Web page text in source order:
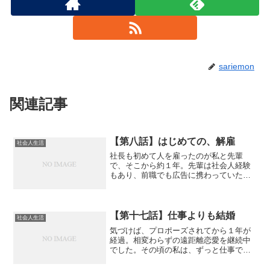
sariemon
関連記事
社会人生活 【第八話】はじめての、解雇
社長も初めて人を雇ったのが私と先輩
で、そこから約１年。先輩は社会人経験
もあり、前職でも広告に携わっていたの
える必要がありそこまでやっ...
社会人生活 【第十七話】仕事よりも結婚
気づけば、プロポーズされてから１年が
経過。相変わらずの遠距離恋愛を継続中
でした。その頃の私は、ずっと仕事で成